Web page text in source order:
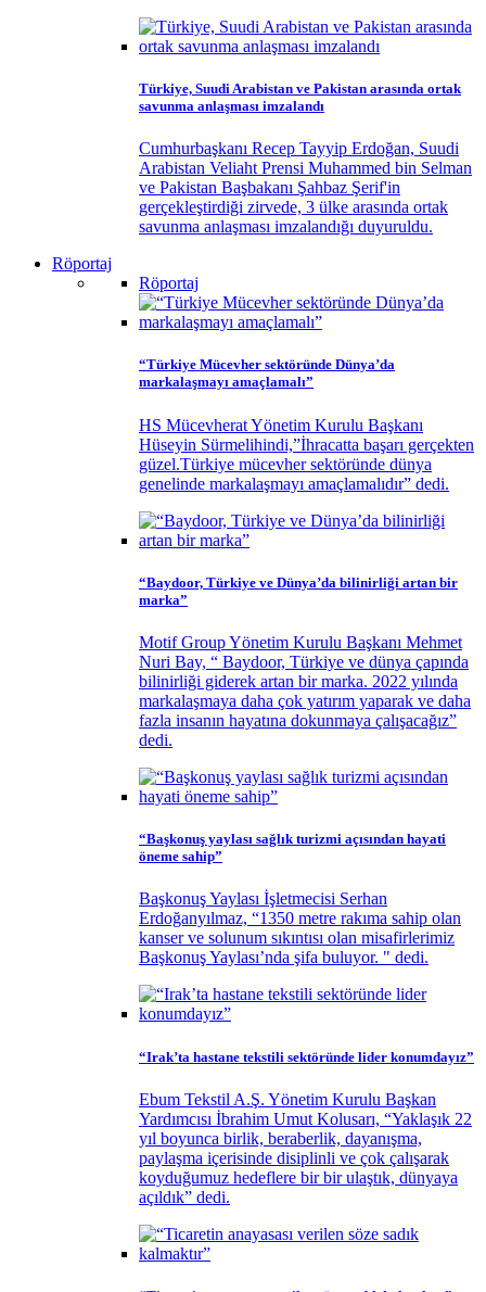
Türkiye, Suudi Arabistan ve Pakistan arasında ortak
savunma anlaşması imzalandı
Cumhurbaşkanı Recep Tayyip Erdoğan, Suudi
Arabistan Veliaht Prensi Muhammed bin Selman
ve Pakistan Başbakanı Şahbaz Şerif'in
gerçekleştirdiği zirvede, 3 ülke arasında ortak
savunma anlaşması imzalandığı duyuruldu.
Röportaj
Röportaj
“Türkiye Mücevher sektöründe Dünya’da
markalaşmayı amaçlamalı”
HS Mücevherat Yönetim Kurulu Başkanı
Hüseyin Sürmelihindi,”İhracatta başarı gerçekten
güzel.Türkiye mücevher sektöründe dünya
genelinde markalaşmayı amaçlamalıdır” dedi.
“Baydoor, Türkiye ve Dünya’da bilinirliği artan bir
marka”
Motif Group Yönetim Kurulu Başkanı Mehmet
Nuri Bay, “ Baydoor, Türkiye ve dünya çapında
bilinirliği giderek artan bir marka. 2022 yılında
markalaşmaya daha çok yatırım yaparak ve daha
fazla insanın hayatına dokunmaya çalışacağız”
dedi.
“Başkonuş yaylası sağlık turizmi açısından hayati
öneme sahip”
Başkonuş Yaylası İşletmecisi Serhan
Erdoğanyılmaz, “1350 metre rakıma sahip olan
kanser ve solunum sıkıntısı olan misafirlerimiz
Başkonuş Yaylası’nda şifa buluyor. " dedi.
“Irak’ta hastane tekstili sektöründe lider konumdayız”
Ebum Tekstil A.Ş. Yönetim Kurulu Başkan
Yardımcısı İbrahim Umut Kolusarı, “Yaklaşık 22
yıl boyunca birlik, beraberlik, dayanışma,
paylaşma içerisinde disiplinli ve çok çalışarak
koyduğumuz hedeflere bir bir ulaştık, dünyaya
açıldık” dedi.